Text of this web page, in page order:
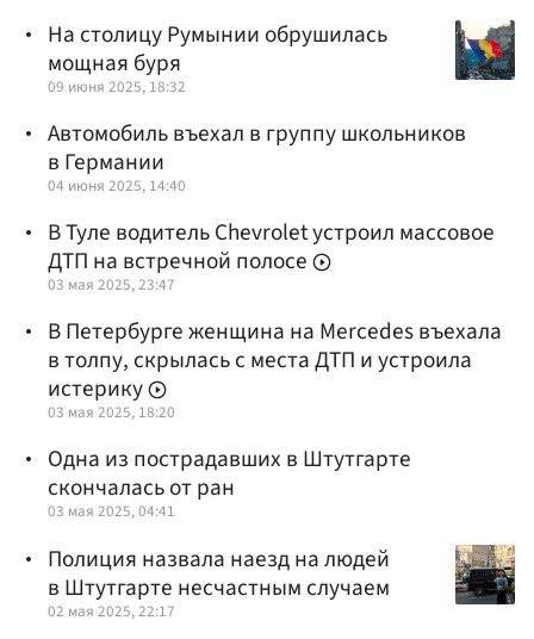
На столицу Румынии обрушилась
мощная буря
09 июня 2025, 18:32
Автомобиль въехал в группу школьников
в Германии
04 июня 2025, 14:40
В Туле водитель Chevrolet устроил массовое
ДТП на встречной полосе
03 мая 2025, 23:47
В Петербурге женщина на Mercedes въехала
в толпу, скрылась с места ДТП и устроила
истерику
03 мая 2025, 18:20
Одна из пострадавших в Штутгарте
скончалась от ран
03 мая 2025, 04:41
Полиция назвала наезд на людей
в Штутгарте несчастным случаем
02 мая 2025, 22:17